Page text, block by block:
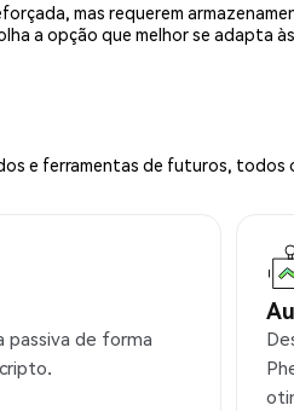
mas requerem
a opção que melhor se adapta
e ferramentas de futuros, todos
passiva de forma